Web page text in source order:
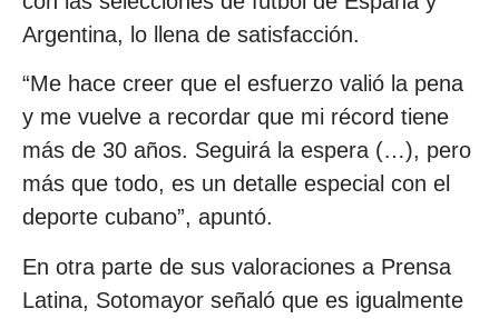
Argentina, lo llena de satisfacción.
“Me hace creer que el esfuerzo valió la pena
y me vuelve a recordar que mi récord tiene
más de 30 años. Seguirá la espera (…), pero
más que todo, es un detalle especial con el
deporte cubano”, apuntó.
En otra parte de sus valoraciones a Prensa
Latina, Sotomayor señaló que es igualmente